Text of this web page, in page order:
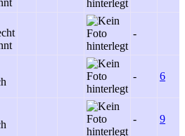
-
- 6
- 9